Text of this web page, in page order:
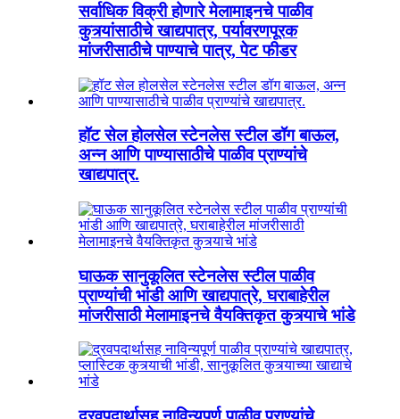
सर्वाधिक विक्री होणारे मेलामाइनचे पाळीव
कुत्र्यांसाठीचे खाद्यपात्र, पर्यावरणपूरक
मांजरीसाठीचे पाण्याचे पात्र, पेट फीडर
हॉट सेल होलसेल स्टेनलेस स्टील डॉग बाऊल,
अन्न आणि पाण्यासाठीचे पाळीव प्राण्यांचे
खाद्यपात्र.
घाऊक सानुकूलित स्टेनलेस स्टील पाळीव
प्राण्यांची भांडी आणि खाद्यपात्रे, घराबाहेरील
मांजरीसाठी मेलामाइनचे वैयक्तिकृत कुत्र्याचे भांडे